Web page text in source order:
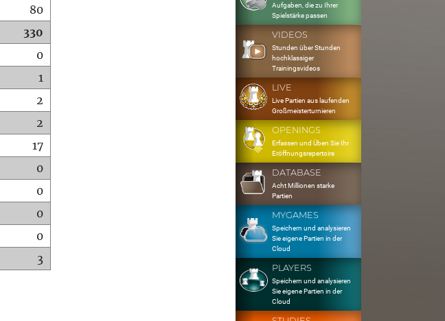
80
330
0
1
2
2
17
0
0
0
0
3
Aufgaben, die zu Ihrer
Spielstärke passen
VIDEOS
Stunden über Stunden
hochklassiger
Trainingsvideos
LIVE
Live Partien aus laufenden
Großmeisterturnieren
OPENINGS
Erfassen und Üben Sie Ihr
Eröffnungsrepertoire
DATABASE
Acht Millionen starke
Partien
MYGAMES
Speichern und analysieren
Sie eigene Partien in der
Cloud
PLAYERS
Speichern und analysieren
Sie eigene Partien in der
Cloud